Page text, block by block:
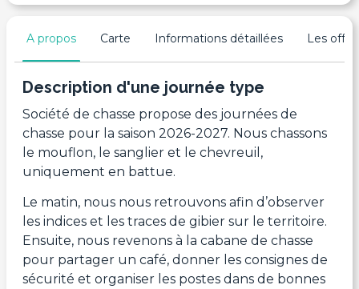
A propos Carte Informations détaillées Les
Description d'une journée type
Société de chasse propose des journées de
chasse pour la saison 2026-2027. Nous chassons
le mouflon, le sanglier et le chevreuil,
uniquement en battue.
Le matin, nous nous retrouvons afin d’observer
les indices et les traces de gibier sur le territoire.
Ensuite, nous revenons à la cabane de chasse
pour partager un café, donner les consignes de
sécurité et organiser les postes dans de bonnes